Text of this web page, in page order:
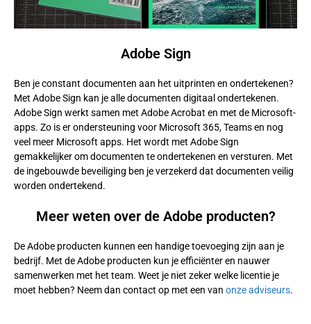
Adobe Sign
Ben je constant documenten aan het uitprinten en ondertekenen?
Met Adobe Sign kan je alle documenten digitaal ondertekenen.
Adobe Sign werkt samen met Adobe Acrobat en met de Microsoft-
apps. Zo is er ondersteuning voor Microsoft 365, Teams en nog
veel meer Microsoft apps. Het wordt met Adobe Sign
gemakkelijker om documenten te ondertekenen en versturen. Met
de ingebouwde beveiliging ben je verzekerd dat documenten veilig
worden ondertekend.
Meer weten over de Adobe producten?
De Adobe producten kunnen een handige toevoeging zijn aan je
bedrijf. Met de Adobe producten kun je efficiënter en nauwer
samenwerken met het team. Weet je niet zeker welke licentie je
moet hebben? Neem dan contact op met een van onze adviseurs.